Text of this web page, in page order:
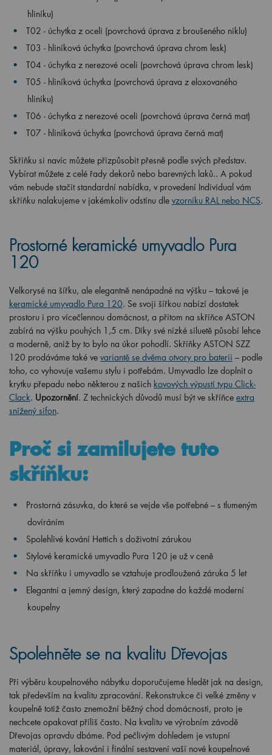
hliníku)
T02 - úchytka z oceli (povrchová úprava z broušeného niklu)
T03 - hliníková úchytka (povrchová úprava chrom lesk)
T04 - úchytka z nerezové oceli (povrchová úprava chrom lesk)
T05 - hliníková úchytka (povrchová úprava z eloxovaného
hliníku)
T06 - úchytka z nerezové oceli (povrchová úprava černá mat)
T07 - hliníková úchytka (povrchová úprava černá mat)
Skříňku si navíc můžete přizpůsobit přesně podle svých představ.
Vybírat můžete z celé řady dekorů nebo barevných laků.. A pokud
vám nebude stačit standardní nabídka, v provedení Individual vám
skříňku nalakujeme v jakémkoliv odstínu dle vzorníku RAL nebo NCS.
Prostorné keramické umyvadlo Pura
120
Velkorysé na šířku, ale elegantně nenápadné na výšku – takové je
keramické umyvadlo Pura 120. Se svoji šířkou nabízí dostatek
prostoru i pro vícečlennou domácnost, a přitom na skříňce ASTON
zabírá na výšku pouhých 1,5 cm. Díky své nízké siluetě působí lehce
a moderně, aniž by to bylo na úkor pohodlí. Skříňky ASTON SZZ
120 prodáváme také ve variantě se dvěma otvory pro baterii – podle
toho, co vyhovuje vašemu stylu i potřebám. Umyvadlo lze doplnit o
krytku přepadu nebo některou z našich kovových výpustí typu Click-
Clack. Upozornění. Z technických důvodů musí být ve skříňce extra
snížený sifon.
Proč si zamilujete tuto
skříňku:
Prostorná zásuvka, do které se vejde vše potřebné – s tlumeným
dovíráním
Spolehlivé kování Hettich s doživotní zárukou
Stylové keramické umyvadlo Pura 120 je už v ceně
Na skříňku i umyvadlo se vztahuje prodloužená záruka 5 let
Elegantní a jemný design, který zapadne do každé moderní
koupelny
Spolehněte se na kvalitu Dřevojas
Při výběru koupelnového nábytku doporučujeme hledět jak na design,
tak především na kvalitu zpracování. Rekonstrukce či velké změny v
koupelně totiž často znemožní běžný chod domácnosti, proto je
nechcete opakovat příliš často. Na kvalitu ve výrobním závodě
Dřevojas opravdu dbáme. Pod pečlivým dohledem je vstupní
materiál, úpravy, lakování i finální sestavení vaší nové koupelnové